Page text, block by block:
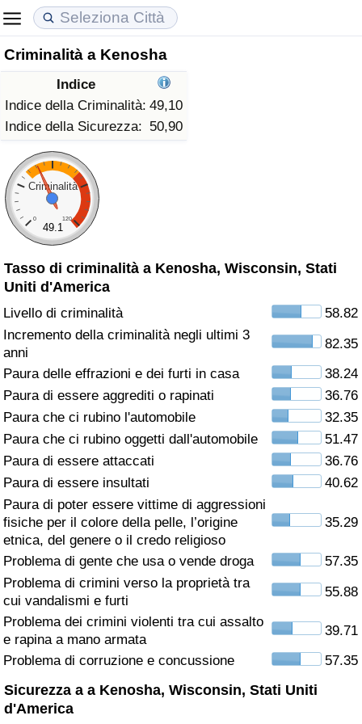
Criminalità a Kenosha
Indice
Indice della Criminalità: 49,10
Indice della Sicurezza: 50,90
Criminalità
0 120
49.1
Tasso di criminalità a Kenosha, Wisconsin, Stati
Uniti d'America
Livello di criminalità
58.82
Incremento della criminalità negli ultimi 3
anni
82.35
Paura delle effrazioni e dei furti in casa
38.24
Paura di essere aggrediti o rapinati
36.76
Paura che ci rubino l'automobile
32.35
Paura che ci rubino oggetti dall'automobile
51.47
Paura di essere attaccati
36.76
Paura di essere insultati
40.62
Paura di poter essere vittime di aggressioni
fisiche per il colore della pelle, l’origine
etnica, del genere o il credo religioso
35.29
Problema di gente che usa o vende droga
57.35
Problema di crimini verso la proprietà tra
cui vandalismi e furti
55.88
Problema dei crimini violenti tra cui assalto
e rapina a mano armata
39.71
Problema di corruzione e concussione
57.35
Sicurezza a a Kenosha, Wisconsin, Stati Uniti
d'America
Costo della vita
Indice Del Costo Della Vita (corrente)
Indice Del Costo Della Vita
Indice del Costo della Vita per Nazione
ad Aqaba
Prezzi degli immobili
Indice del Prezzo delle Case (Corrente)
Indice del Prezzo delle Case
Indice del Prezzo delle Case per Nazione
Qualità della Vita
Indice della Qualità della Vita
Indice della Qualità della Vita (Corrente)
Indice della qualità della vita per Paese
Criminalità
Indice del Tasso di Criminalità (Corrente)
Indice della Criminalità
Indice di criminalità per paese
Assistenza Sanitaria
Indice dell’Assistenza Sanitaria (Corrente)
Indice dell’Assistenza Sanitaria per
Nazione
Inquinamento
Indice dell’Inquinamento (Corrente)
Indice di inquinamento
Indice dell’Inquinamento per Nazione